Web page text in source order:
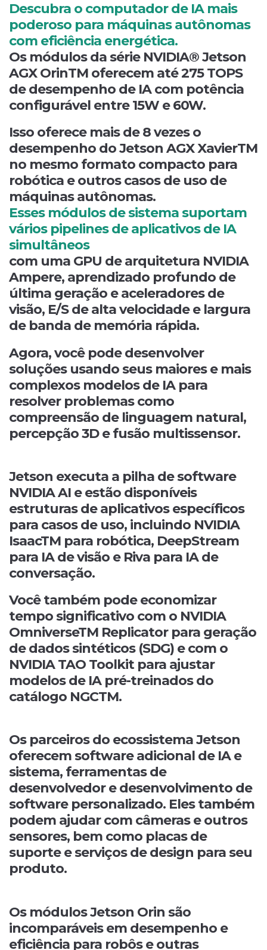
Descubra o computador de IA mais
poderoso para máquinas autônomas
com eficiência energética.
Os módulos da série NVIDIA® Jetson
AGX OrinTM oferecem até 275 TOPS
de desempenho de IA com potência
configurável entre 15W e 60W.
Isso oferece mais de 8 vezes o
desempenho do Jetson AGX XavierTM
no mesmo formato compacto para
robótica e outros casos de uso de
máquinas autônomas.
Esses módulos de sistema suportam
vários pipelines de aplicativos de IA
simultâneos
com uma GPU de arquitetura NVIDIA
Ampere, aprendizado profundo de
última geração e aceleradores de
visão, E/S de alta velocidade e largura
de banda de memória rápida.
Agora, você pode desenvolver
soluções usando seus maiores e mais
complexos modelos de IA para
resolver problemas como
compreensão de linguagem natural,
percepção 3D e fusão multissensor.
Jetson executa a pilha de software
NVIDIA AI e estão disponíveis
estruturas de aplicativos específicos
para casos de uso, incluindo NVIDIA
IsaacTM para robótica, DeepStream
para IA de visão e Riva para IA de
conversação.
Você também pode economizar
tempo significativo com o NVIDIA
OmniverseTM Replicator para geração
de dados sintéticos (SDG) e com o
NVIDIA TAO Toolkit para ajustar
modelos de IA pré-treinados do
catálogo NGCTM.
Os parceiros do ecossistema Jetson
oferecem software adicional de IA e
sistema, ferramentas de
desenvolvedor e desenvolvimento de
software personalizado. Eles também
podem ajudar com câmeras e outros
sensores, bem como placas de
suporte e serviços de design para seu
produto.
Os módulos Jetson Orin são
incomparáveis em desempenho e
eficiência para robôs e outras